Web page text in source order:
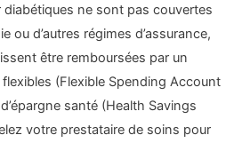
ne sont pas couvertes
ou d’autres régimes d’assurance,
être remboursées par un
(Flexible Spending Account
santé (Health Savings
votre prestataire de soins pour